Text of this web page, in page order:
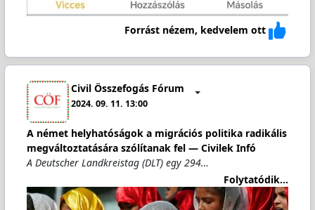
Forrást nézem, kedvelem ott
Civil Összefogás Fórum
2024. 09. 11. 13:00
A német helyhatóságok a migrációs politika radikális
megváltoztatására szólítanak fel — Civilek Infó
A Deutscher Landkreistag (DLT) egy 294…
Folytatódik...